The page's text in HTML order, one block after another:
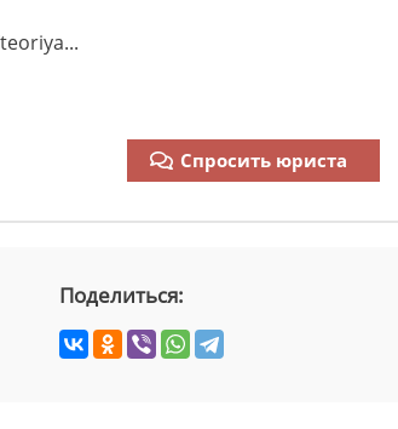
Спросить юриста
Поделиться: